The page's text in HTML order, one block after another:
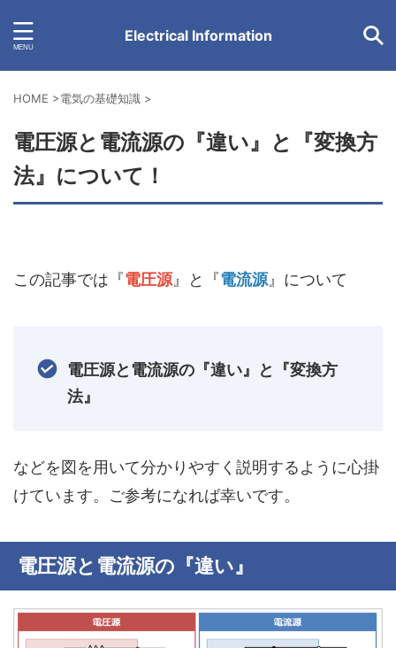
Electrical Information
HOME >電気の基礎知識 >
電圧源と電流源の『違い』と『変換方
法』について！
この記事では『電圧源 』と『電流源 』について
電圧源と電流源の『違い』と『変換方
法』
などを図を用いて分かりやすく説明するように心掛
けています。ご参考になれば幸いです。
電圧源と電流源の『違い』